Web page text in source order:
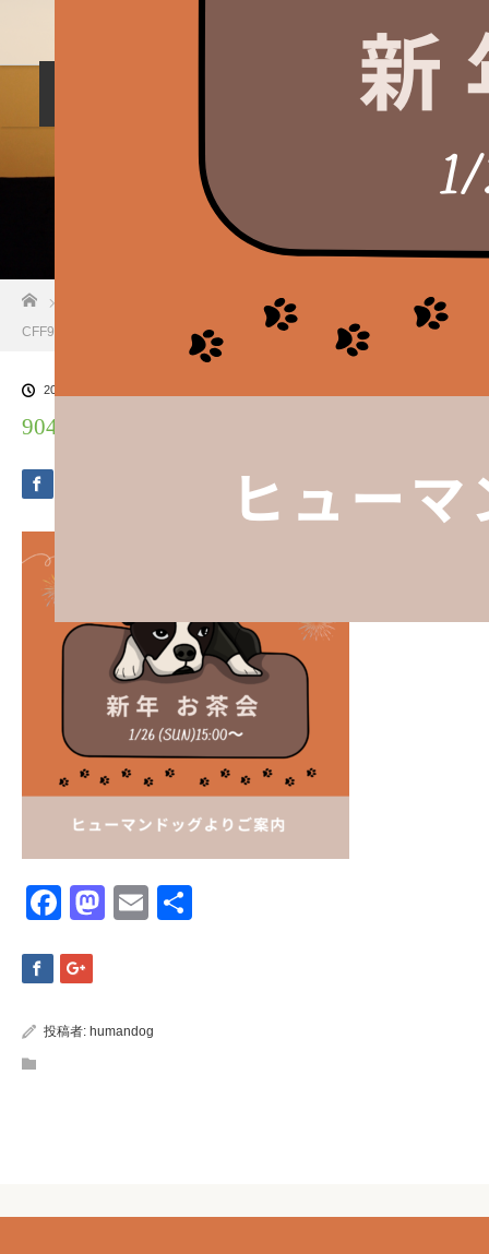
しつけ相談
預託トレーニング
お問い合わせ
90438A8B-58FE-43C6-84C8-
CFF93F79EF5E
2025.01.10
90438A8B-58FE-43C6-84C8-CFF93F79EF5E
Facebook
Mastodon
Email
投稿者: humandog